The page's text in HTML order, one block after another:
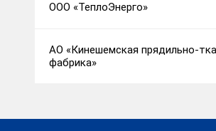
ООО «ТеплоЭнерго»
АО «Кинешемская прядильно-
фабрика»